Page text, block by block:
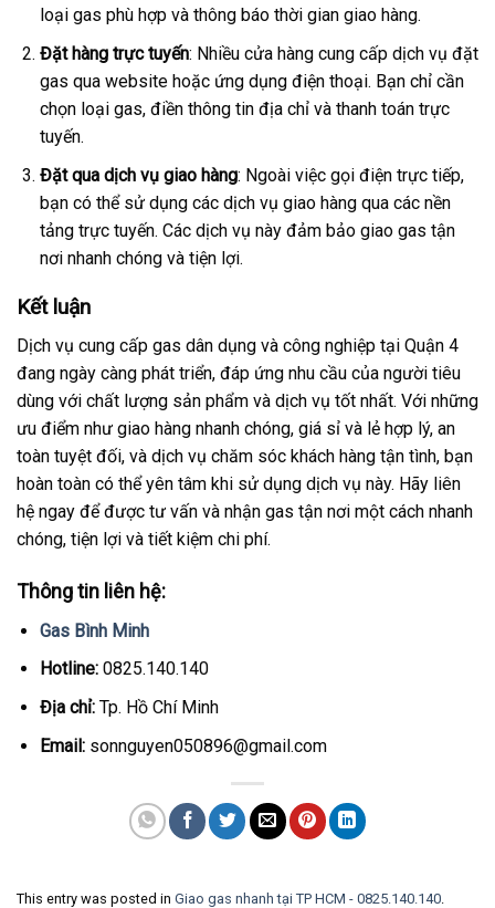
loại gas phù hợp và thông báo thời gian giao hàng.
Đặt hàng trực tuyến: Nhiều cửa hàng cung cấp dịch vụ đặt
gas qua website hoặc ứng dụng điện thoại. Bạn chỉ cần
chọn loại gas, điền thông tin địa chỉ và thanh toán trực
tuyến.
Đặt qua dịch vụ giao hàng: Ngoài việc gọi điện trực tiếp,
bạn có thể sử dụng các dịch vụ giao hàng qua các nền
tảng trực tuyến. Các dịch vụ này đảm bảo giao gas tận
nơi nhanh chóng và tiện lợi.
Kết luận
Dịch vụ cung cấp gas dân dụng và công nghiệp tại Quận 4
đang ngày càng phát triển, đáp ứng nhu cầu của người tiêu
dùng với chất lượng sản phẩm và dịch vụ tốt nhất. Với những
ưu điểm như giao hàng nhanh chóng, giá sỉ và lẻ hợp lý, an
toàn tuyệt đối, và dịch vụ chăm sóc khách hàng tận tình, bạn
hoàn toàn có thể yên tâm khi sử dụng dịch vụ này. Hãy liên
hệ ngay để được tư vấn và nhận gas tận nơi một cách nhanh
chóng, tiện lợi và tiết kiệm chi phí.
Thông tin liên hệ:
Gas Bình Minh
Hotline:0825.140.140
Địa chỉ:Tp. Hồ Chí Minh
Email:sonnguyen050896@gmail.com
This entry was posted in Giao gas nhanh tại TP HCM - 0825.140.140